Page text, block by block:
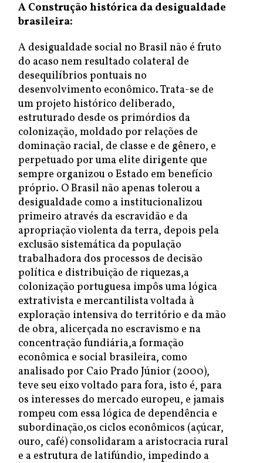
A Construção histórica da desigualdade
brasileira:
A desigualdade social no Brasil não é fruto
do acaso nem resultado colateral de
desequilíbrios pontuais no
desenvolvimento econômico. Trata-se de
um projeto histórico deliberado,
estruturado desde os primórdios da
colonização, moldado por relações de
dominação racial, de classe e de gênero, e
perpetuado por uma elite dirigente que
sempre organizou o Estado em benefício
próprio. O Brasil não apenas tolerou a
desigualdade como a institucionalizou
primeiro através da escravidão e da
apropriação violenta da terra, depois pela
exclusão sistemática da população
trabalhadora dos processos de decisão
política e distribuição de riquezas,a
colonização portuguesa impôs uma lógica
extrativista e mercantilista voltada à
exploração intensiva do território e da mão
de obra, alicerçada no escravismo e na
concentração fundiária,a formação
econômica e social brasileira, como
analisado por Caio Prado Júnior (2000),
teve seu eixo voltado para fora, isto é, para
os interesses do mercado europeu, e jamais
rompeu com essa lógica de dependência e
subordinação,os ciclos econômicos (açúcar,
ouro, café) consolidaram a aristocracia rural
e a estrutura de latifúndio, impedindo a